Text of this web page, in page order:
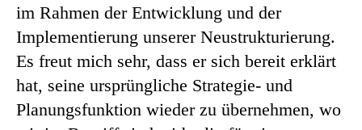
im Rahmen der Entwicklung und der
Implementierung unserer Neustrukturierung.
Es freut mich sehr, dass er sich bereit erklärt
hat, seine ursprüngliche Strategie- und
Planungsfunktion wieder zu übernehmen, wo